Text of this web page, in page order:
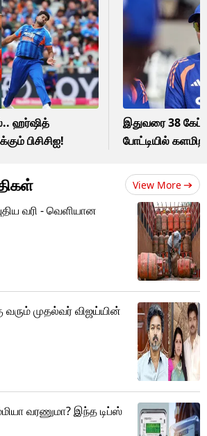
ஹர்ஷித்
பிசிசிஐ!
இதுவரை 38
போட்டியில்
View More
வரி - வெளியான
முதல்வர் விஜய்யின்
வரணுமா? இந்த டிப்ஸ்